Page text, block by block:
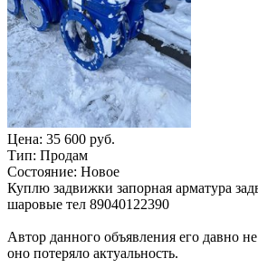
Цена: 35 600 руб.
Тип: Продам
Состояние: Новое
Куплю задвижки запорная арматура
шаровые тел 89040122390
Автор данного объявления его давно
оно потеряло актуальность.